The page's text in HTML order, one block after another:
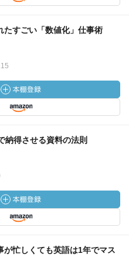
たすごい「数値化」仕事術
納得させる資料の法則
が忙しくても英語は1年でマス